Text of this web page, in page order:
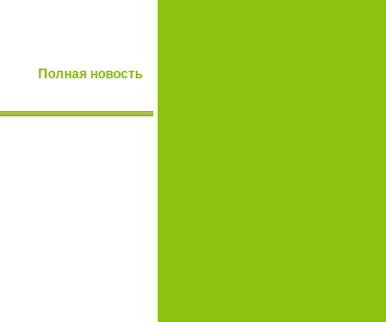
Полная новость